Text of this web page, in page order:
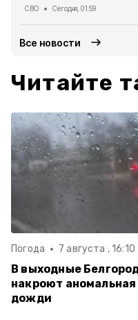
СВО Сегодня, 01:59
Все новости
Читайте
Погода 7 августа , 16:10
В выходные
накроют
дожди